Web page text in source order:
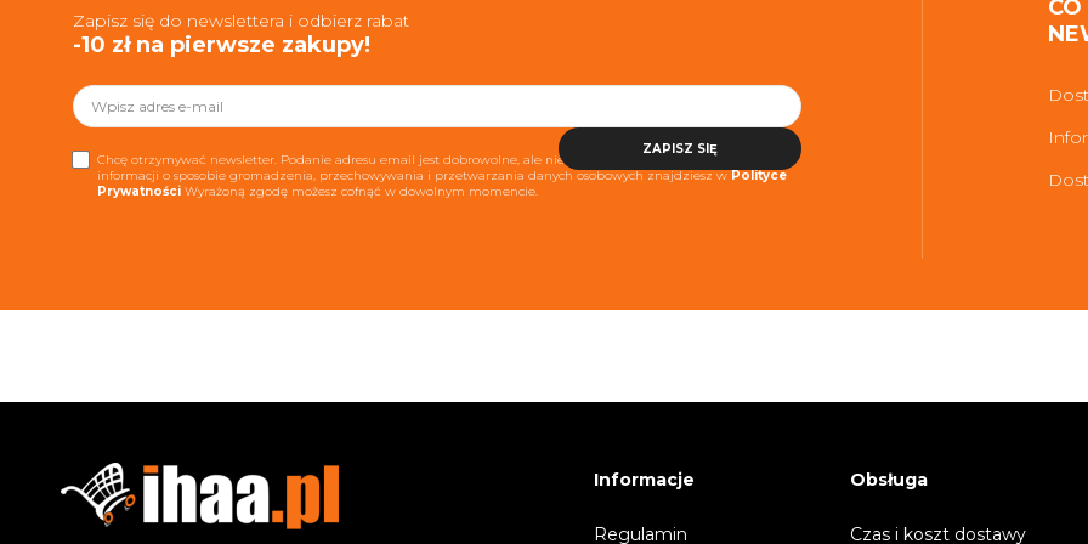
Zapisz się do newslettera i odbierz rabat
-10 zł na pierwsze zakupy!
ZAPISZ SIĘ
Chcę otrzymywać newsletter. Podanie adresu email jest dobrowolne, ale niezbędne do realizacji usługi. Więcej
informacji o sposobie gromadzenia, przechowywania i przetwarzania danych osobowych znajdziesz w Polityce
Prywatności Wyrażoną zgodę możesz cofnąć w dowolnym momencie.
Informacje
Regulamin
Obsługa
Czas i koszt dostawy